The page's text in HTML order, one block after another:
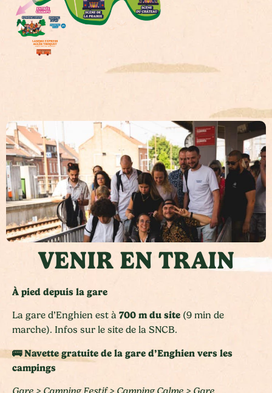
VENIR EN TRAIN
À pied depuis la gare
La gare d’Enghien est à 700 m du site (9 min de
marche). Infos sur le site de la SNCB.
🚌 Navette gratuite de la gare d’Enghien vers les
campings